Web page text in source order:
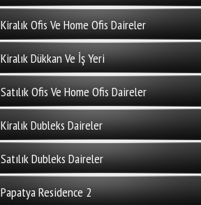
Kiralık Ofis Ve Home Ofis Daireler
Kiralık Dükkan Ve İş Yeri
Satılık Ofis Ve Home Ofis Daireler
Kiralık Dubleks Daireler
Satılık Dubleks Daireler
Papatya Residence 2